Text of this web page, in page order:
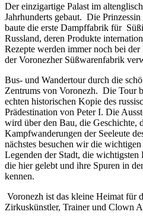
Der einzigartige Palast im
Jahrhunderts gebaut. Die
baute die erste Dampffabrik für
Russland, deren Produkte
Rezepte werden immer noch bei
der Voronezher Süßwarenfabrik
Bus- und Wandertour durch die
Zentrums von Voronezh. Die Tour
echten historischen Kopie des
Prädestination von Peter I. Die
wird über den Bau, die Geschichte,
Kampfwanderungen der Seeleute
nächstes besuchen wir die
Legenden der Stadt, die wichtigsten
die hier gelebt und ihre Spuren in
kennen.
Voronezh ist das kleine Heimat für
Zirkuskünstler, Trainer und Clown